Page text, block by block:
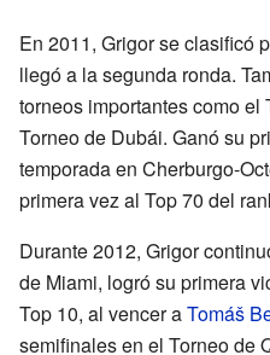
En 2011, Grigor se clasificó
llegó a la segunda ronda.
torneos importantes como el
Torneo de Dubái. Ganó su
temporada en Cherburgo-
primera vez al Top 70 del
Durante 2012, Grigor
de Miami, logró su primera
Top 10, al vencer aTomáš
semifinales en el Torneo de